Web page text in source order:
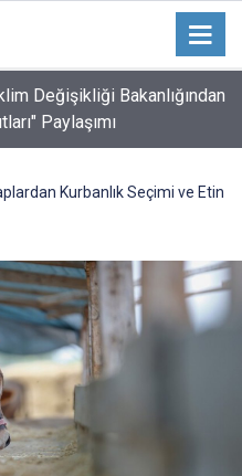
Değişikliği Bakanlığından
Paylaşımı
Kurbanlık Seçimi ve Etin